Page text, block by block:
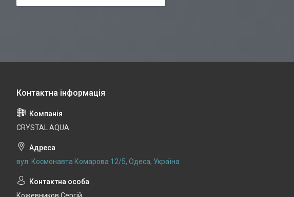
CRYSTAL AQUA
вул. Космонавта Комарова 12/5, Одеса, Україна